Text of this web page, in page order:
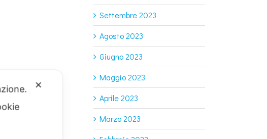
Settembre 2023
Agosto 2023
Giugno 2023
Maggio 2023
Aprile 2023
Marzo 2023
✕